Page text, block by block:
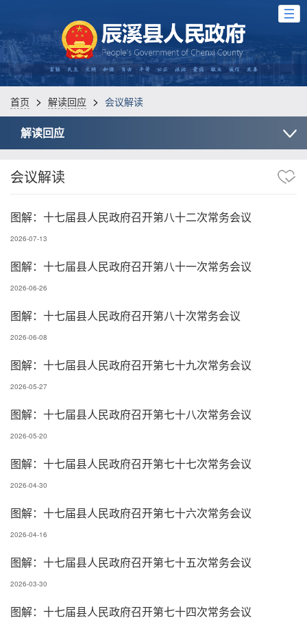
首页 > 解读回应 > 会议解读
解读回应
会议解读
图解：十七届县人民政府召开第八十二次常务会议
2026-07-13
图解：十七届县人民政府召开第八十一次常务会议
2026-06-26
图解：十七届县人民政府召开第八十次常务会议
2026-06-08
图解：十七届县人民政府召开第七十九次常务会议
2026-05-27
图解：十七届县人民政府召开第七十八次常务会议
2026-05-20
图解：十七届县人民政府召开第七十七次常务会议
2026-04-30
图解：十七届县人民政府召开第七十六次常务会议
2026-04-16
图解：十七届县人民政府召开第七十五次常务会议
2026-03-30
图解：十七届县人民政府召开第七十四次常务会议